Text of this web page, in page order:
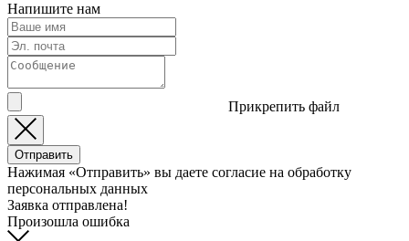
Напишите нам
Прикрепить файл
Отправить
Нажимая «Отправить» вы даете согласие на обработку
персональных данных
Заявка отправлена!
Произошла ошибка